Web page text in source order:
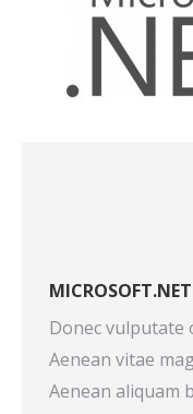
MICROSOFT.NET
Donec vulputate
Aenean vitae
Aenean aliquam